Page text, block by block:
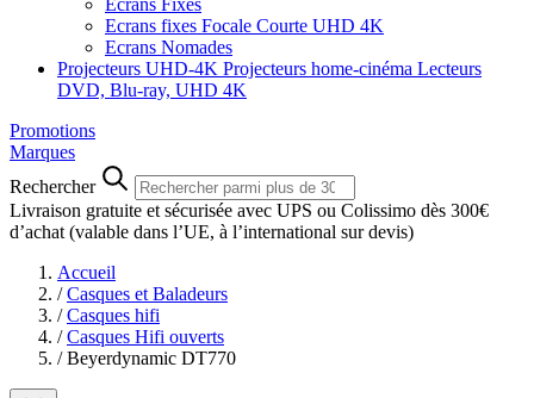
Ecrans Fixes
Ecrans fixes Focale Courte UHD 4K
Ecrans Nomades
Projecteurs UHD-4K Projecteurs home-cinéma Lecteurs
DVD, Blu-ray, UHD 4K
Promotions
Marques
Rechercher
Livraison gratuite et sécurisée avec UPS ou Colissimo dès 300€
d’achat (valable dans l’UE, à l’international sur devis)
Accueil
/ Casques et Baladeurs
/ Casques hifi
/ Casques Hifi ouverts
/ Beyerdynamic DT770